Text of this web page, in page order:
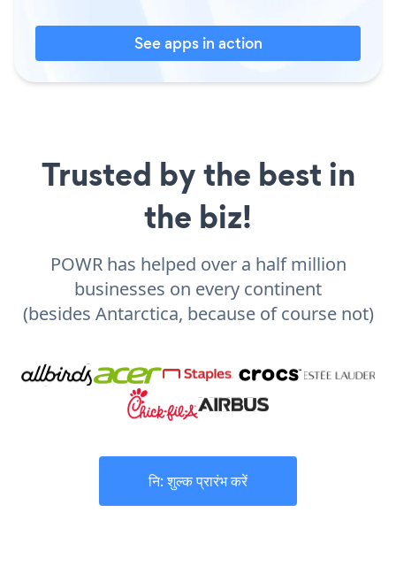
See apps in action
Trusted by the best in
the biz!
POWR has helped over a half million
businesses on every continent
(besides Antarctica, because of course not)
नि: शुल्क प्रारंभ करें